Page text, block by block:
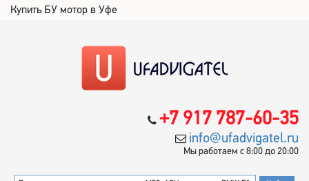
Купить БУ мотор в Уфе
+7 917 787-60-35
info@ufadvigatel.ru
Мы работаем с 8:00 до 20:00